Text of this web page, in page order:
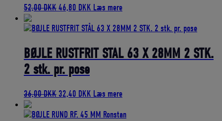
52,00DKKDen
pris
52,00 DKK.
46,80 DKK Den
pris
46,80 DKK.
Læs mere
BØJLE RUSTFRIT STÅL 63 X 28MM 2 STK.
2 stk. pr. pose
36,00DKK Den
pris
32,40 DKK Den
pris
Læs mere